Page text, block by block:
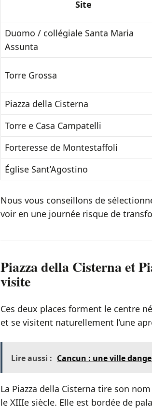
Site
Duomo / collégiale Santa Maria
Assunta
Torre Grossa
Piazza della Cisterna
Torre e Casa Campatelli
Forteresse de Montestaffoli
Église Sant’Agostino
Nous vous conseillons de
voir en une journée risque de
Piazza della Cisterna et
visite
Ces deux places forment le centre
et se visitent naturellement l’une
Lire aussi : Cancun : une ville
La Piazza della Cisterna tire son
le XIIIe siècle. Elle est bordée de